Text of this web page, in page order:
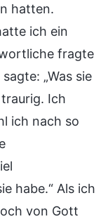
hatten.
ich ein
fragte
„Was sie
Ich
ich nach so
habe.“ Als ich
von Gott